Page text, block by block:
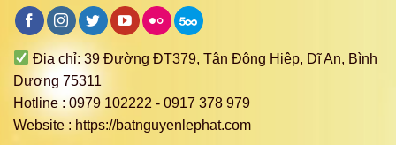
Địa chỉ: 39 Đường ĐT379, Tân Đông Hiệp, Dĩ An, Bình
Dương 75311
Hotline : 0979 102222 - 0917 378 979
Website : https://batnguyenlephat.com